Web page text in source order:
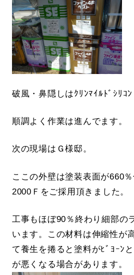
破風・鼻隠しはｸﾘﾝﾏｲﾙﾄﾞｼﾘｺﾝ
順調よく作業は進んでます。
次の現場はＧ様邸。
ここの外壁は塗装表面が660
2000Ｆをご採用頂きました。
工事もほぼ90％終わり細部の
います。この材料は伸縮性が
て養生を捲ると塗料がﾋﾞﾖｰﾝ
が悪くなる場合があります。